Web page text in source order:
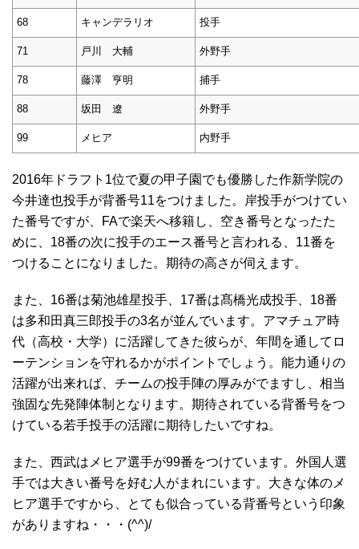
68 キャンデラリオ 投手
71 戸川 大輔 外野手
78 藤澤 亨明 捕手
88 坂田 遼 外野手
99 メヒア 内野手
2016年ドラフト1位で夏の甲子園でも優勝した作新学院の
今井達也投手が背番号11をつけました。岸投手がつけてい
た番号ですが、FAで楽天へ移籍し、空き番号となったた
めに、18番の次に投手のエース番号と言われる、11番を
つけることになりました。期待の高さが伺えます。
また、16番は菊池雄星投手、17番は髙橋光成投手、18番
は多和田真三郎投手の3名が並んでいます。アマチュア時
代（高校・大学）に活躍してきた彼らが、年間を通してロ
ーテンションを守れるかがポイントでしょう。能力通りの
活躍が出来れば、チームの投手陣の厚みがでますし、相当
強固な先発陣体制となります。期待されている背番号をつ
けている若手投手の活躍に期待したいですね。
また、西武はメヒア選手が99番をつけています。外国人選
手では大きい番号を好む人がまれにいます。大きな体のメ
ヒア選手ですから、とても似合っている背番号という印象
がありますね・・・(^^)/